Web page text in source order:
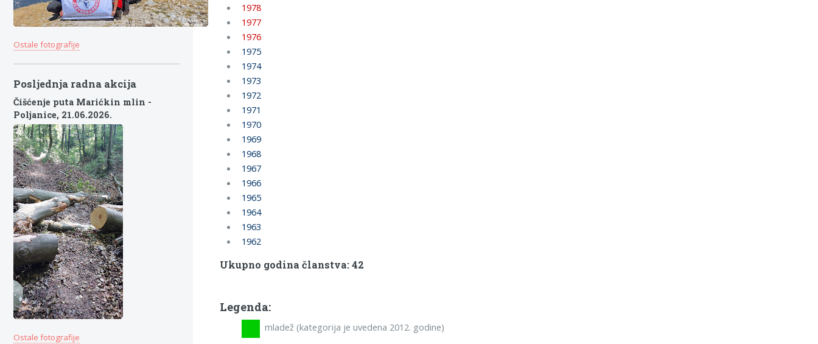
1978
1977
1976
1975
1974
1973
1972
1971
1970
1969
1968
1967
1966
1965
1964
1963
1962
Ukupno godina članstva: 42
Legenda:
mladež (kategorija je uvedena 2012. godine)
Ostale fotografije
Posljednja radna akcija
Čišćenje puta Marićkin mlin -
Poljanice, 21.06.2026.
Ostale fotografije